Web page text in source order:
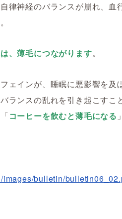
律神経のバランスが崩れ、血
、薄毛につながります。
ェインが、睡眠に悪影響を及
ランスの乱れを引き起こすこ
コーヒーを飲むと薄毛になる
bulletin/